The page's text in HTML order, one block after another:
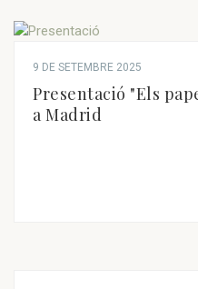
9 DE SETEMBRE 2025
Presentació "Els
a Madrid